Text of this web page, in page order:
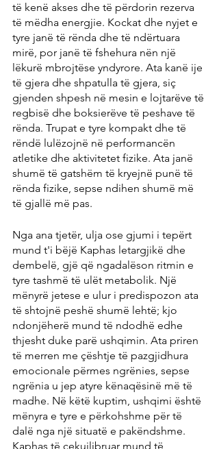
të kenë akses dhe të përdorin rezerva
të mëdha energjie. Kockat dhe nyjet e
tyre janë të rënda dhe të ndërtuara
mirë, por janë të fshehura nën një
lëkurë mbrojtëse yndyrore. Ata kanë ije
të gjera dhe shpatulla të gjera, siç
gjenden shpesh në mesin e lojtarëve të
regbisë dhe boksierëve të peshave të
rënda. Trupat e tyre kompakt dhe të
rëndë lulëzojnë në performancën
atletike dhe aktivitetet fizike. Ata janë
shumë të gatshëm të kryejnë punë të
rënda fizike, sepse ndihen shumë më
të gjallë më pas.
Nga ana tjetër, ulja ose gjumi i tepërt
mund t'i bëjë Kaphas letargjikë dhe
dembelë, gjë që ngadalëson ritmin e
tyre tashmë të ulët metabolik. Një
mënyrë jetese e ulur i predispozon ata
të shtojnë peshë shumë lehtë; kjo
ndonjëherë mund të ndodhë edhe
thjesht duke parë ushqimin. Ata priren
të merren me çështje të pazgjidhura
emocionale përmes ngrënies, sepse
ngrënia u jep atyre kënaqësinë më të
madhe. Në këtë kuptim, ushqimi është
mënyra e tyre e përkohshme për të
dalë nga një situatë e pakëndshme.
Kaphas të çekuilibruar mund të